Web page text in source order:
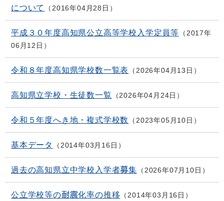
について
2016年04月28日
平成３０年度高知県公立高等学校入学定員等
2017年
06月12日
令和８年度高知県学校数一覧表 2026年04月13日
高知県立学校・生徒数一覧 2026年04月24日
令和５年度へき地・複式学校数 2023年05月10日
基本データ 2014年03月16日
過去の高知県立中学校入学者募集 2026年07月10日
公立学校等の耐震化率の推移 2014年03月16日